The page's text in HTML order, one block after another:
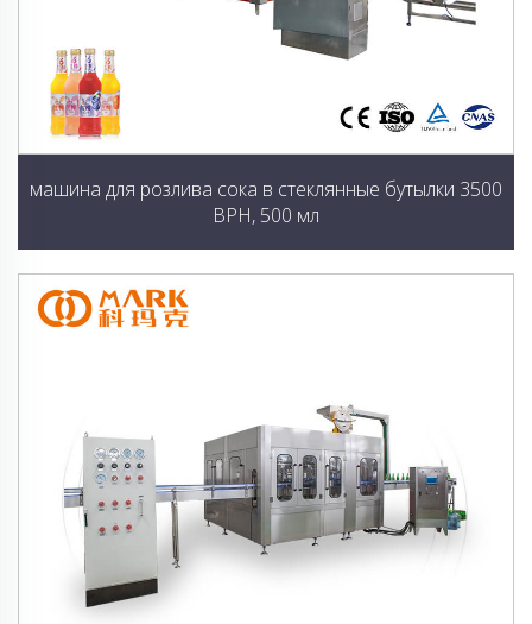
машина для розлива сока в стеклянные бутылки 3500
BPH, 500 мл